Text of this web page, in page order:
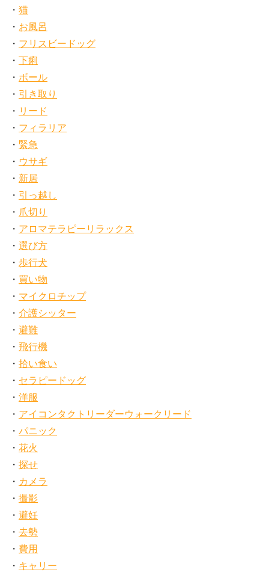
猫
お風呂
フリスビードッグ
下痢
ボール
引き取り
リード
フィラリア
緊急
ウサギ
新居
引っ越し
爪切り
アロマテラピーリラックス
選び方
歩行犬
買い物
マイクロチップ
介護シッター
避難
飛行機
拾い食い
セラピードッグ
洋服
アイコンタクトリーダーウォークリード
パニック
花火
探せ
カメラ
撮影
避妊
去勢
費用
キャリー